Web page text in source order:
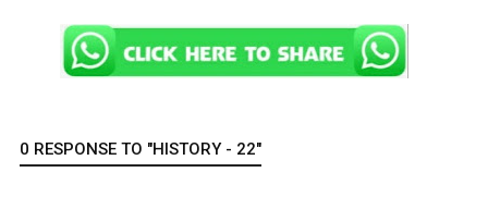
0 RESPONSE TO "HISTORY - 22"